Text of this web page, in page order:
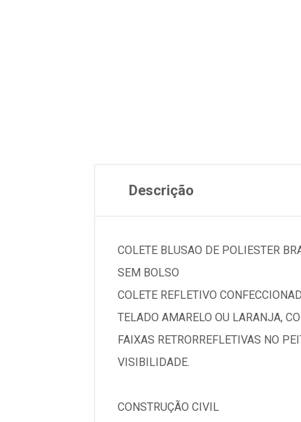
Descrição
COLETE BLUSAO DE POLIESTER
SEM BOLSO
COLETE REFLETIVO
TELADO AMARELO OU LARANJA,
FAIXAS RETRORREFLETIVAS NO
VISIBILIDADE.
CONSTRUÇÃO CIVIL